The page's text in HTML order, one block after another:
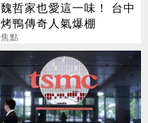
魏哲家也愛這一味！ 台中
烤鴨傳奇人氣爆棚
焦點